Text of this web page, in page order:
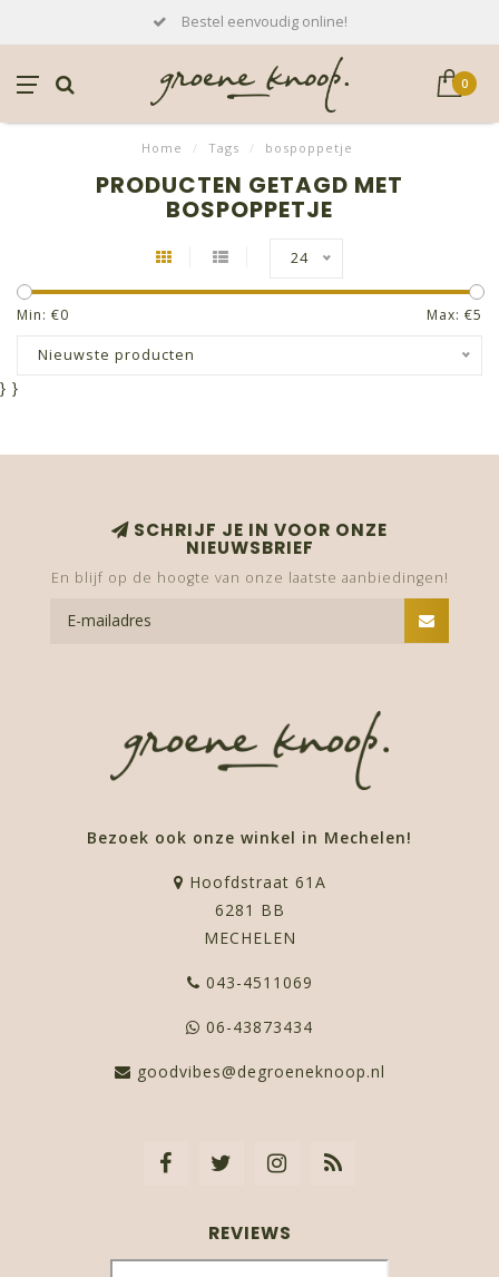
Bestel eenvoudig online!
0
Home / Tags / bospoppetje
PRODUCTEN GETAGD MET
BOSPOPPETJE
24
Min: €0 Max: €5
Nieuwste producten
} }
SCHRIJF JE IN VOOR ONZE
NIEUWSBRIEF
En blijf op de hoogte van onze laatste aanbiedingen!
Bezoek ook onze winkel in Mechelen!
Hoofdstraat 61A
6281 BB
MECHELEN
043-4511069
06-43873434
goodvibes@degroeneknoop.nl
REVIEWS